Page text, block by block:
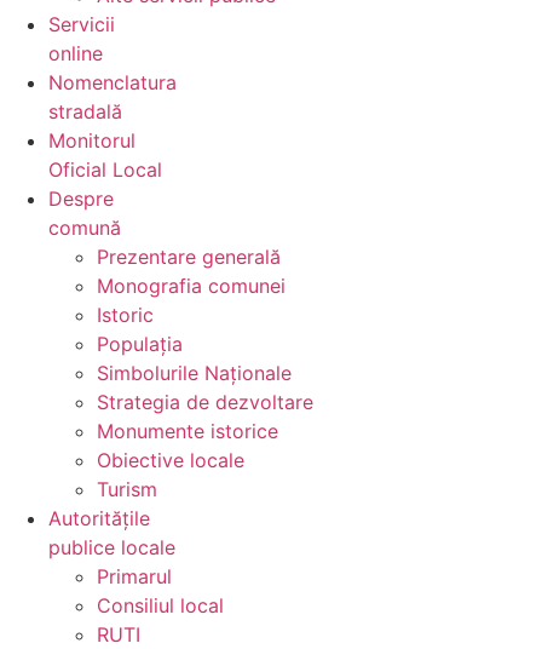
Servicii
online
Nomenclatura
stradală
Monitorul
Oficial Local
Despre
comună
Prezentare generală
Monografia comunei
Istoric
Populația
Simbolurile Naționale
Strategia de dezvoltare
Monumente istorice
Obiective locale
Turism
Autoritățile
publice locale
Primarul
Consiliul local
RUTI